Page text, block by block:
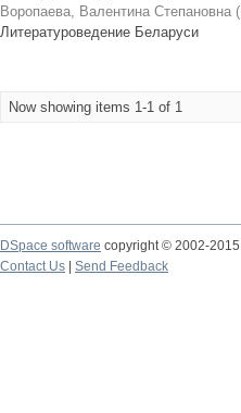
Воропаева, Валентина Степановна (
Литературоведение Беларуси
Now showing items 1-1 of 1
DSpace software copyright © 2002-2015
Contact Us
Send Feedback